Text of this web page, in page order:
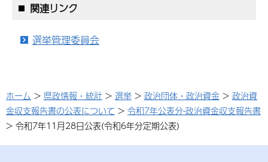
関連リンク
選挙管理委員会
ホーム > 県政情報・統計 > 選挙 > 政治団体・政治資金 > 政治資
金収支報告書の公表について > 令和7年公表分-政治資金収支報告書
> 令和7年11月28日公表(令和6年分定期公表)